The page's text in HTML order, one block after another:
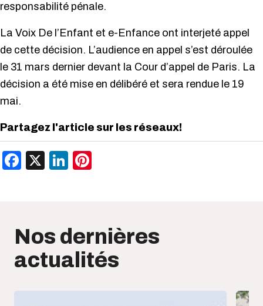
responsabilité pénale.
La Voix De l’Enfant et e-Enfance ont interjeté appel
de cette décision. L’audience en appel s’est déroulée
le 31 mars dernier devant la Cour d’appel de Paris. La
décision a été mise en délibéré et sera rendue le 19
mai.
Partagez l'article sur les réseaux!
Facebook
X LinkedIn
Nos dernières
actualités